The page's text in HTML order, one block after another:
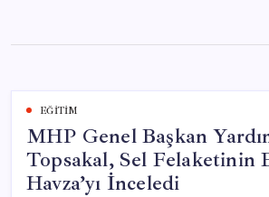
content
EĞITIM
MHP Genel Başkan
Topsakal, Sel Felaketinin
Havza’yı İnceledi